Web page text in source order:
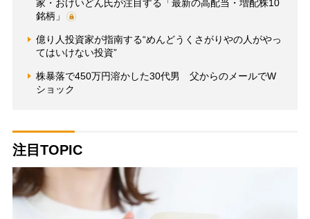
家・おけいどん氏が注目する「最新の高配当・増配株10
銘柄」
億り人投資家が指南する“めんどうくさがりやの人がやっ
てはいけない投資”
株暴落で450万円溶かした30代男 父からのメールでW
ショック
注目TOPIC